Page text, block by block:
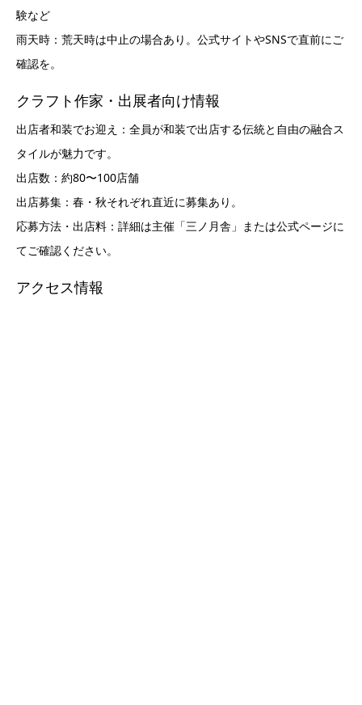
験など
雨天時：荒天時は中止の場合あり。公式サイトやSNSで直前にご
確認を。
クラフト作家・出展者向け情報
出店者和装でお迎え：全員が和装で出店する伝統と自由の融合ス
タイルが魅力です。
出店数：約80〜100店舗
出店募集：春・秋それぞれ直近に募集あり。
応募方法・出店料：詳細は主催「三ノ月舎」または公式ページに
てご確認ください。
アクセス情報